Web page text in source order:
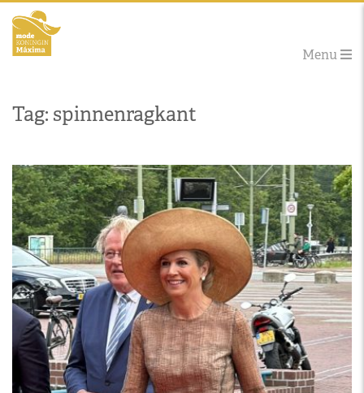
Menu
Tag: spinnenragkant